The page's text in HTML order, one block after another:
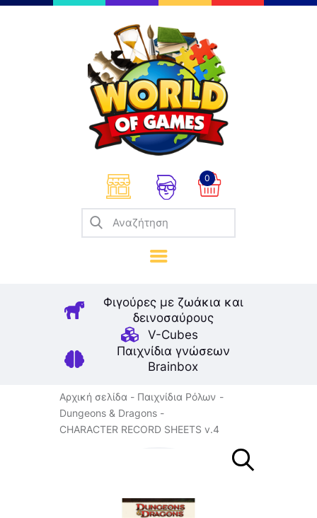
0
Φιγούρες με ζωάκια και
δεινοσαύρους
V-Cubes
Παιχνίδια γνώσεων
Brainbox
Επιτραπέζια
Παζλ
Παιχνίδια Καρτών
Σπαζοκεφαλιές
Κατασκευές
Καλλιτεχνικά
Μοντελισμός
Βιβλία
Παιχνίδια Ρόλων
Αρχική σελίδα
Παιχνίδια Ρόλων
Dungeons & Dragons
CHARACTER RECORD SHEETS v.4